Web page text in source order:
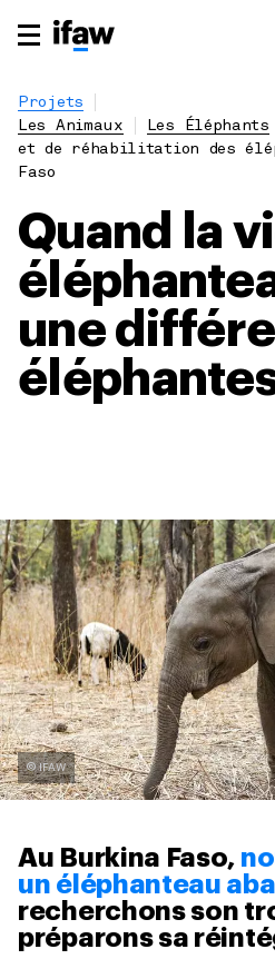
Projets
Les Animaux
Les Éléphants
et de réhabilitation des
Faso
Quand la
une
© IFAW
Au Burkina Faso,
un éléphanteau
recherchons son
préparons sa